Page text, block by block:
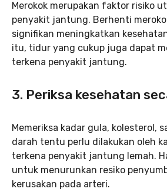
Merokok merupakan faktor risiko
penyakit jantung. Berhenti
signifikan meningkatkan
itu, tidur yang cukup juga dapat
terkena penyakit jantung.
3. Periksa kesehatan
Memeriksa kadar gula, kolesterol,
darah tentu perlu dilakukan oleh
terkena penyakit jantung lemah.
untuk menurunkan resiko
kerusakan pada arteri.